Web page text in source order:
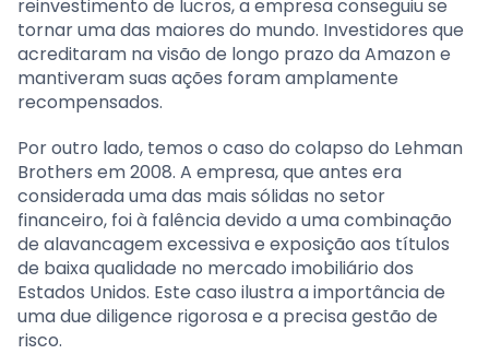
reinvestimento de lucros, a empresa conseguiu se
tornar uma das maiores do mundo. Investidores que
acreditaram na visão de longo prazo da Amazon e
mantiveram suas ações foram amplamente
recompensados.
Por outro lado, temos o caso do colapso do Lehman
Brothers em 2008. A empresa, que antes era
considerada uma das mais sólidas no setor
financeiro, foi à falência devido a uma combinação
de alavancagem excessiva e exposição aos títulos
de baixa qualidade no mercado imobiliário dos
Estados Unidos. Este caso ilustra a importância de
uma due diligence rigorosa e a precisa gestão de
risco.